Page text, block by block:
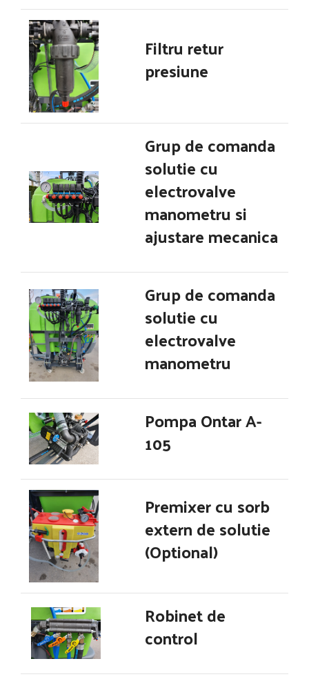
Filtru retur
presiune
Grup de comanda
solutie cu
electrovalve
manometru si
ajustare mecanica
Grup de comanda
solutie cu
electrovalve
manometru
Pompa Ontar A-
105
Premixer cu sorb
extern de solutie
(Optional)
Robinet de
control